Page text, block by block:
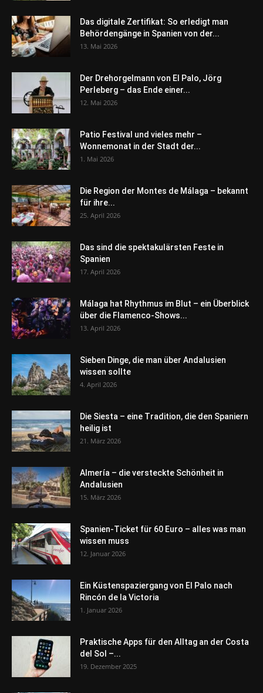
Das digitale Zertifikat: So erledigt man
Behördengänge in Spanien von der...
13. Mai 2026
Der Drehorgelmann von El Palo, Jörg
Perleberg – das Ende einer...
12. Mai 2026
Patio Festival und vieles mehr –
Wonnemonat in der Stadt der...
1. Mai 2026
Die Region der Montes de Málaga – bekannt
für ihre...
25. April 2026
Das sind die spektakulärsten Feste in
Spanien
17. April 2026
Málaga hat Rhythmus im Blut – ein Überblick
über die Flamenco-Shows...
13. April 2026
Sieben Dinge, die man über Andalusien
wissen sollte
4. April 2026
Die Siesta – eine Tradition, die den Spaniern
heilig ist
21. März 2026
Almería – die versteckte Schönheit in
Andalusien
15. März 2026
Spanien-Ticket für 60 Euro – alles was man
wissen muss
12. Januar 2026
Ein Küstenspaziergang von El Palo nach
Rincón de la Victoria
1. Januar 2026
Praktische Apps für den Alltag an der Costa
del Sol –...
19. Dezember 2025